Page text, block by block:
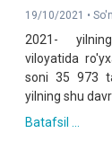
19/10/2021 •
2021-
viloyatida
soni 35 973
yilning shu
Batafsil ...